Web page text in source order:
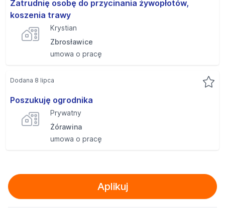
Zatrudnię osobę do przycinania żywopłotów,
koszenia trawy
Krystian
Zbrosławice
umowa o pracę
Poszukuję ogrodnika
Prywatny
Żórawina
umowa o pracę
Dodana 8 lipca
Aplikuj